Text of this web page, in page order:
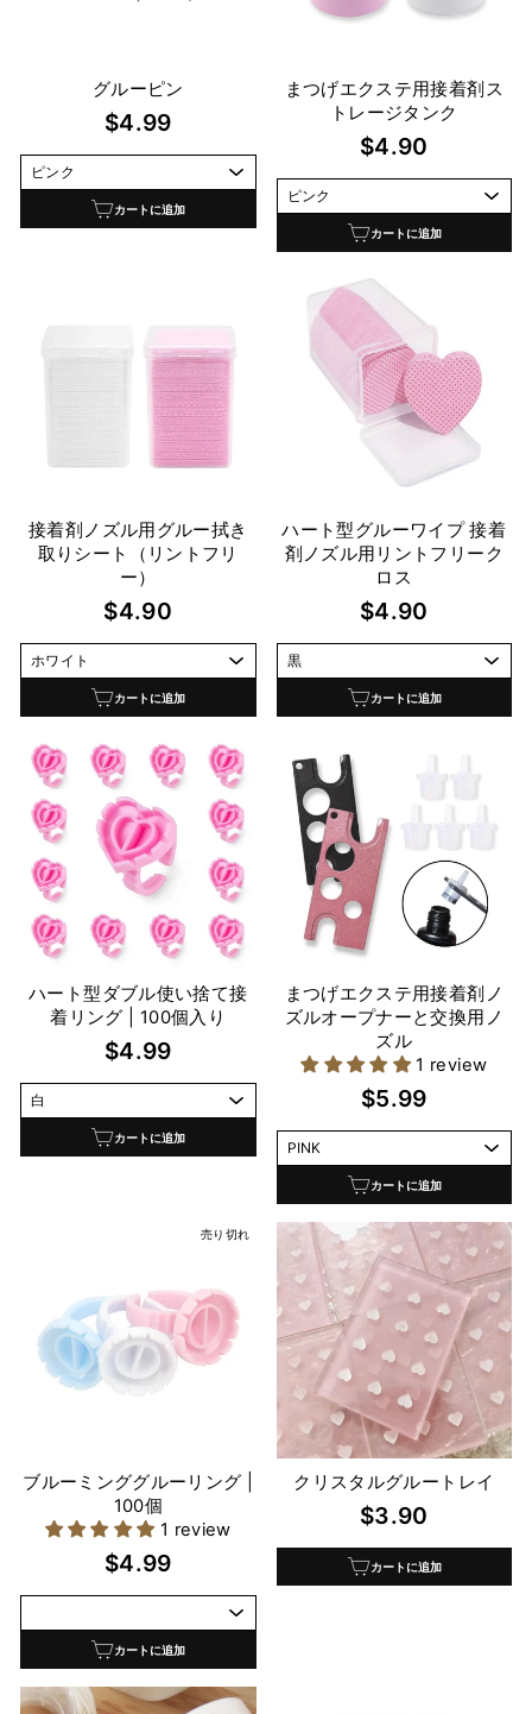
グルーピン
$4.99
カートに追加
まつげエクステ用接着剤ス
トレージタンク
$4.90
カートに追加
接着剤ノズル用グルー拭き
取りシート（リントフリ
ー）
$4.90
カートに追加
ハート型グルーワイプ 接着
剤ノズル用リントフリーク
ロス
$4.90
カートに追加
ハート型ダブル使い捨て接
着リング | 100個入り
$4.99
カートに追加
まつげエクステ用接着剤ノ
ズルオープナーと交換用ノ
ズル
1 review
$5.99
カートに追加
売り切れ
ブルーミンググルーリング |
100個
1 review
$4.99
カートに追加
クリスタルグルートレイ
$3.90
カートに追加